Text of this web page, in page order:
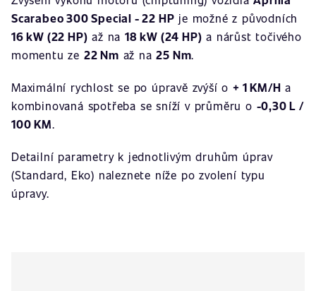
Scarabeo 300 Special - 22 HP je možné z původních
16 kW (22 HP) až na18 kW (24 HP) a nárůst točivého
momentu ze 22 Nm až na25 Nm.
Maximální rychlost se po úpravě zvýší o + 1 KM/H a
kombinovaná spotřeba se sníží v průměru o -0,30 L /
100 KM.
Detailní parametry k jednotlivým druhům úprav
(Standard, Eko) naleznete níže po zvolení typu
úpravy.